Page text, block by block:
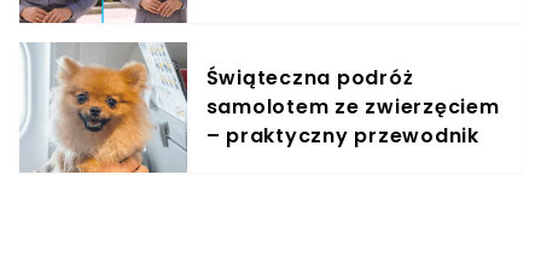
Świąteczna podróż
samolotem ze zwierzęciem
– praktyczny przewodnik